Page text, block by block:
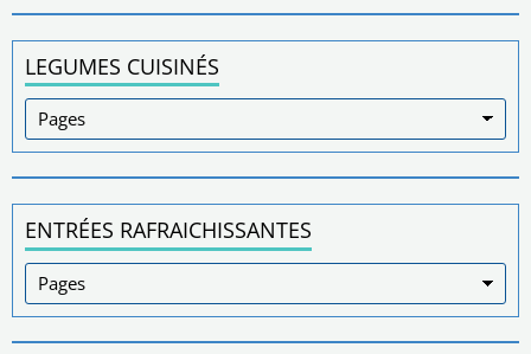
LEGUMES CUISINÉS
ENTRÉES RAFRAICHISSANTES